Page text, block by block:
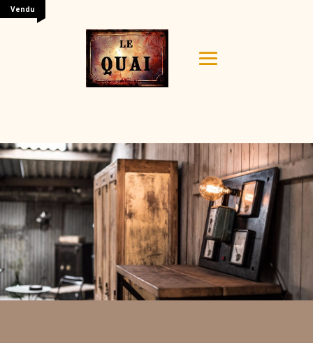
Vendu
Your content goes here. Edit or remove this text inline
or in the module Content settings. You can also style
every aspect of this content in the module Design
settings and even apply custom CSS to this text in the
module Advanced settings.